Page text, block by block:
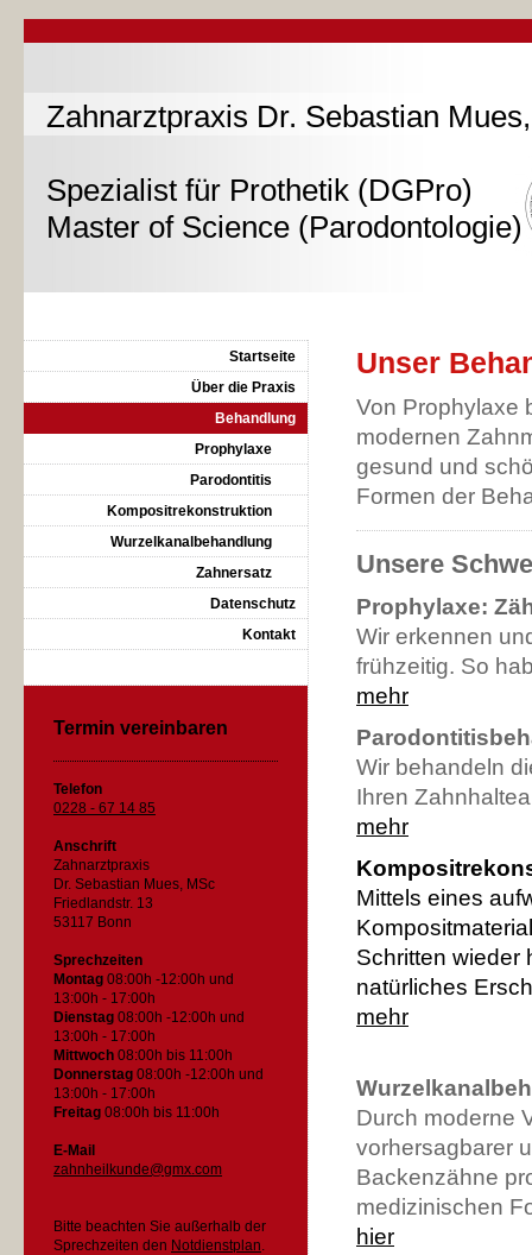
Zahnarztpraxis Dr. Sebastian
Spezialist für Prothetik (DGPro)
Master of Science (Parodontologie)
Unser
Von Prophylaxe
modernen
gesund und
Formen der
Unsere
Prophylaxe:
Wir erkennen
frühzeitig. So
mehr
Wir behandeln
Ihren
mehr
Mittels eines
Schritten wieder
natürliches
mehr
Durch moderne
vorhersagbarer
Backenzähne
medizinischen
hier
Startseite
Über die Praxis
Behandlung
Prophylaxe
Parodontitis
Kompositrekonstruktion
Wurzelkanalbehandlung
Zahnersatz
Datenschutz
Kontakt
Termin vereinbaren
Telefon
0228 - 67 14 85
Anschrift
Zahnarztpraxis
Dr. Sebastian Mues, MSc
Friedlandstr. 13
53117 Bonn
Sprechzeiten
Montag 08:00h -12:00h und
13:00h - 17:00h
Dienstag 08:00h -12:00h und
13:00h - 17:00h
Mittwoch 08:00h bis 11:00h
Donnerstag 08:00h -12:00h und
13:00h - 17:00h
Freitag 08:00h bis 11:00h
E-Mail
zahnheilkunde@gmx.com
Bitte beachten Sie außerhalb der
Sprechzeiten den Notdienstplan.